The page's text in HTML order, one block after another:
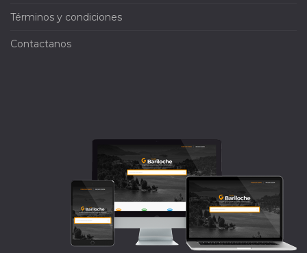
Términos y condiciones
Contactanos